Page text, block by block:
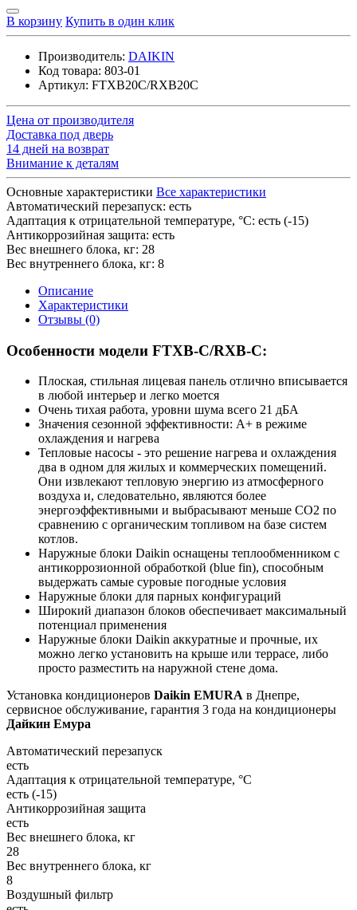
В корзину Купить в один клик
Производитель: DAIKIN
Код товара: 803-01
Артикул: FTXB20С/RXB20C
Цена от производителя
Доставка под дверь
14 дней на возврат
Внимание к деталям
Основные характеристики Все характеристики
Автоматический перезапуск: есть
Адаптация к отрицательной температуре, °C: есть (-15)
Антикоррозийная защита: есть
Вес внешнего блока, кг: 28
Вес внутреннего блока, кг: 8
Описание
Характеристики
Отзывы (0)
Особенности модели FTXB-C/RXB-C:
Плоская, стильная лицевая панель отлично вписывается
в любой интерьер и легко моется
Очень тихая работа, уровни шума всего 21 дБА
Значения сезонной эффективности: А+ в режиме
охлаждения и нагрева
Тепловые насосы - это решение нагрева и охлаждения
два в одном для жилых и коммерческих помещений.
Они извлекают тепловую энергию из атмосферного
воздуха и, следовательно, являются более
энергоэффективными и выбрасывают меньше CO2 по
сравнению с органическим топливом на базе систем
котлов.
Наружные блоки Daikin оснащены теплообменником с
антикоррозионной обработкой (blue fin), способным
выдержать самые суровые погодные условия
Наружные блоки для парных конфигураций
Широкий диапазон блоков обеспечивает максимальный
потенциал применения
Наружные блоки Daikin аккуратные и прочные, их
можно легко установить на крыше или террасе, либо
просто разместить на наружной стене дома.
Установка кондиционеров Daikin EMURA в Днепре,
сервисное обслуживание, гарантия 3 года на кондиционеры
Дайкин Емура
Автоматический перезапуск
есть
Адаптация к отрицательной температуре, °C
есть (-15)
Антикоррозийная защита
есть
Вес внешнего блока, кг
28
Вес внутреннего блока, кг
8
Воздушный фильтр